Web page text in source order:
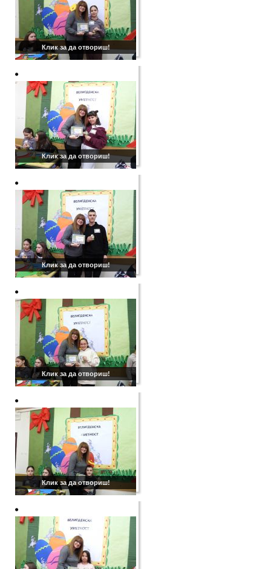
Клик за да отвориш!
Клик за да отвориш!
Клик за да отвориш!
Клик за да отвориш!
Клик за да отвориш!